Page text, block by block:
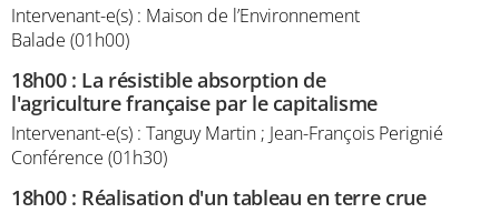
Intervenant-e(s) : Maison de l’Environnement
Balade (01h00)
18h00: La résistible absorption de
l'agriculture française par le capitalisme
Intervenant-e(s) : Tanguy Martin ; Jean-François Perignié
Conférence (01h30)
18h00: Réalisation d'un tableau en terre crue